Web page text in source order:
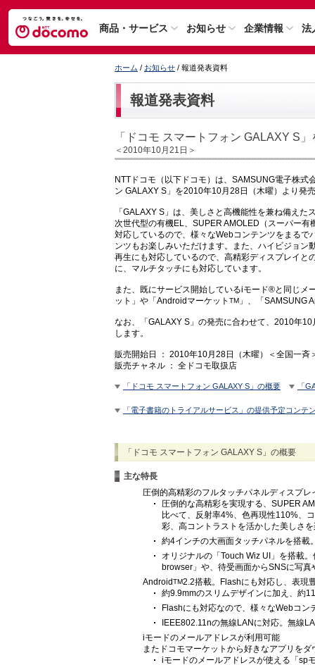
商品・サービス お知らせ 企業情報 法
ホーム / お知らせ / 報道発表資料
報道発表資料
「ドコモ スマートフォン GALAXY S
＜2010年10月21日＞
NTTドコモ（以下ドコモ）は、SAMSUNG電子株式
ン GALAXY S」を2010年10月28日（木曜）より発
「GALAXY S」は、美しさと高機能性を兼ね備えた
次世代型の有機EL、SUPER AMOLED（スーパー
対応しているので、様々なWebコンテンツをまる
ンツもお楽しみいただけます。また、ハイビジョ
再生にも対応しているので、高精彩ディスプレイと
に、マルチタッチにも対応しています。
また、既にサービス開始しているiモード®と同じ
ット」や「Androidマーケット TM 」、「SAMSUNG
なお、「GALAXY S」の発売に合わせて、2010年
します。
販売開始日 ： 2010年10月28日（木曜）＜全国一斉
販売チャネル ： 全ドコモ取扱店
「ドコモ スマートフォン GALAXY S」の概要 「
「電子書籍のトライアルサービス」の提供予定コンテ
「ドコモ スマートフォン GALAXY S」の概要
主な特長
圧倒的高精彩のフルタッチパネルディスプレ
圧倒的な高精彩を実現する、SUPER
比べて、反射率4%、色再現性110%、
彩、高コントラストを活かした美しさ
約4インチの大画面タッチパネルを搭載
オリジナルの「Touch Wiz UI」を搭載
browser」や、待受画面からSNSに写
AndroidTM2.2搭載。Flashにも対応し、表現
約9.9mmのスリムデザインに加え、約
Flashにも対応なので、様々なWebコン
IEEE802.11nの無線LANに対応。無線
iモードのメールアドレスが利用可能
またドコモマーケットから好きなアプリを
iモードのメールアドレスが使える「sp